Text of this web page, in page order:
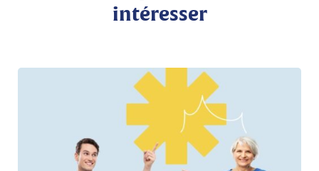
intéresser